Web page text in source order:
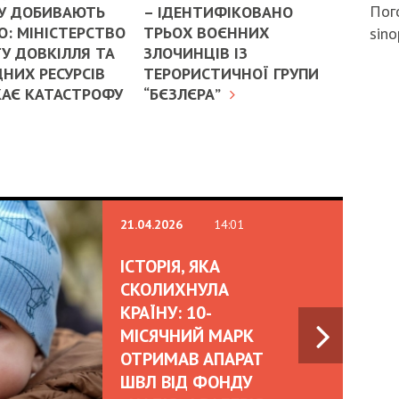
ДОБИВАЮТЬ
МІНІСТЕРСТВО
ДОВКІЛЛЯ ТА
РЕСУРСІВ
КАТАСТРОФУ
– ІДЕНТИФІКОВАНО
ТРЬОХ ВОЄННИХ
ЗЛОЧИНЦІВ ІЗ
ТЕРОРИСТИЧНОЇ ГРУПИ
“БЄЗЛЄРА”
21.04.2026 14:01
ІСТОРІЯ, ЯКА
СКОЛИХНУЛА
КРАЇНУ: 10-
МІСЯЧНИЙ МАРК
ОТРИМАВ АПАРАТ
ШВЛ ВІД ФОНДУ